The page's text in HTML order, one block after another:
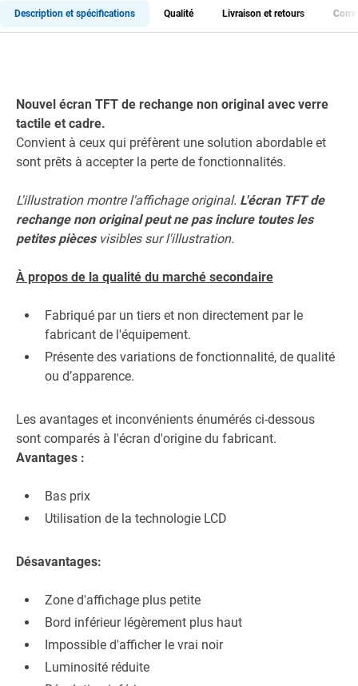
Description et spécifications Qualité Livraison et retours
Nouvel écran TFT de rechange non original avec verre
tactile et cadre.
Convient à ceux qui préfèrent une solution abordable et
sont prêts à accepter la perte de fonctionnalités.
L'illustration montre l'affichage original. L'écran TFT de
rechange non original peut ne pas inclure toutes les
petites piècesvisibles sur l'illustration.
À propos de la qualité du marché secondaire
Fabriqué par un tiers et non directement par le
fabricant de l'équipement.
Présente des variations de fonctionnalité, de qualité
ou d’apparence.
Les avantages et inconvénients énumérés ci-dessous
sont comparés à l'écran d'origine du fabricant.
Avantages :
Bas prix
Utilisation de la technologie LCD
Désavantages:
Zone d'affichage plus petite
Bord inférieur légèrement plus haut
Impossible d'afficher le vrai noir
Luminosité réduite